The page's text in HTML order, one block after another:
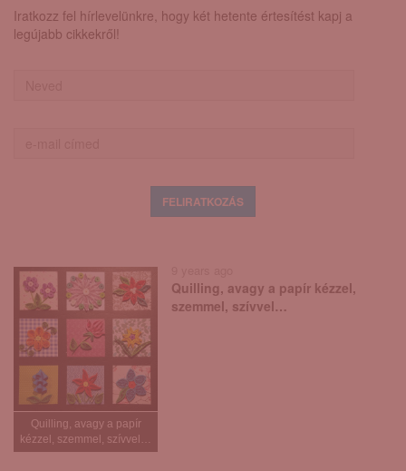
Iratkozz fel hírlevelünkre, hogy két hetente értesítést kapj a
legújabb cikkekről!
Quilling, avagy a papír
kézzel, szemmel, szívvel…
Quilling, avagy a papír kézzel,
szemmel, szívvel…